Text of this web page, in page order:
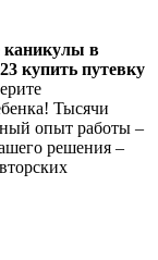
каникулы в
купить путевку
Тысячи
опыт работы –
решения –